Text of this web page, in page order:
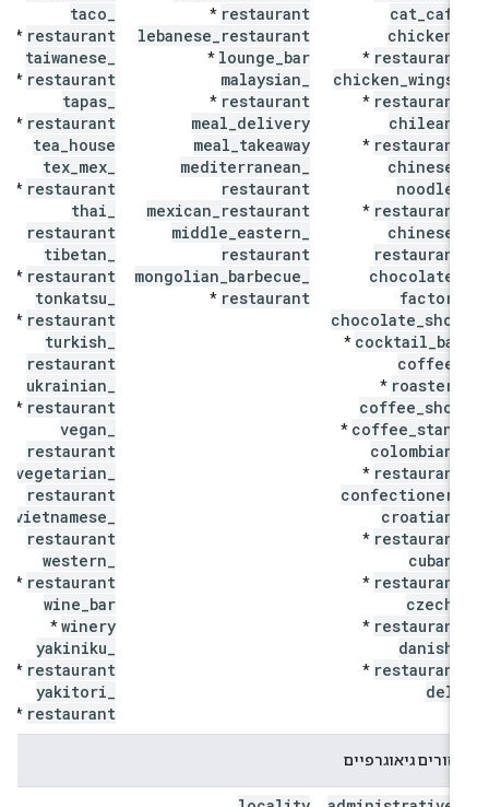
cat_
chicken
restaurant
*
chicken_wings
restaurant
*
chilean
restaurant
*
chinese
noodle
restaurant
*
chinese
restaurant
chocolate
factory
chocolate_
cocktail
*
coffee
roastery
*
coffee_
coffee_stand
*
colombian
restaurant
*
confectionery
croatian
restaurant
*
cuban
restaurant
*
czech
restaurant
*
danish
restaurant
*
restaurant
*
lebanese_restaurant
lounge_
*
malaysian
_
restaurant
*
meal_delivery
meal_takeaway
mediterranean
restaurant
mexican_restaurant
middle_eastern
restaurant
mongolian_barbecue
restaurant
*
taco
restaurant
*
taiwanese
restaurant
*
tapas
restaurant
*
tea_house
tex_mex
restaurant
*
thai
restaurant
tibetan
restaurant
*
tonkatsu
restaurant
*
turkish
restaurant
ukrainian
restaurant
*
vegan
restaurant
vegetarian
restaurant
vietnamese
restaurant
western
restaurant
*
wine_
winery
*
yakiniku
restaurant
*
yakitori
restaurant
*
אזורים גיאוגרפיים